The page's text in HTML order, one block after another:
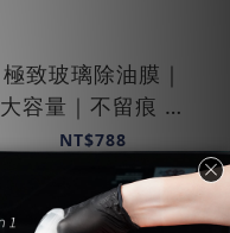
極致玻璃除油膜｜
大容量｜不留痕 ｜
邁阿密特仕版
NT$788
NT$999